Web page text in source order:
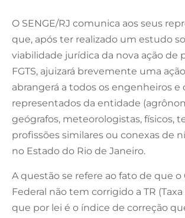
O SENGE/RJ comunica aos seus
que, após ter realizado um estudo
viabilidade jurídica da nova ação de
FGTS, ajuizará brevemente uma
abrangerá a todos os engenheiros e
representados da entidade
geógrafos, meteorologistas, físicos,
profissões similares ou conexas de
no Estado do Rio de Janeiro.
A questão se refere ao fato de que o
Federal não tem corrigido a TR
que por lei é o índice de correção